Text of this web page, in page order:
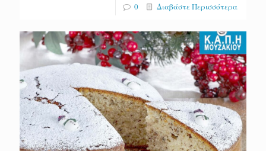
0 Διαβάστε Περισσότερα